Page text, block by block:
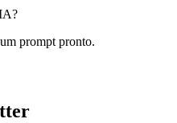
prompt pronto.